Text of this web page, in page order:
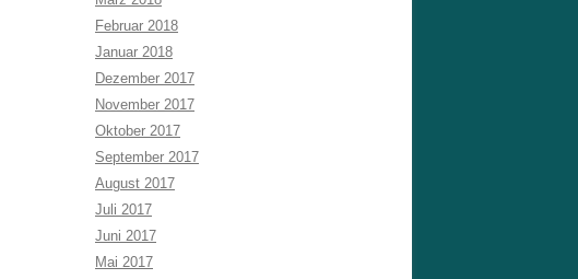
Februar 2018
Januar 2018
Dezember 2017
November 2017
Oktober 2017
September 2017
August 2017
Juli 2017
Juni 2017
Mai 2017